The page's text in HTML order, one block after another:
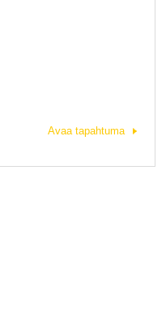
Avaa tapahtuma